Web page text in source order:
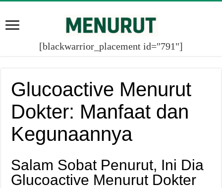
[blackwarrior_placement id="791"]
Glucoactive Menurut
Dokter: Manfaat dan
Kegunaannya
Salam Sobat Penurut, Ini Dia
Glucoactive Menurut Dokter